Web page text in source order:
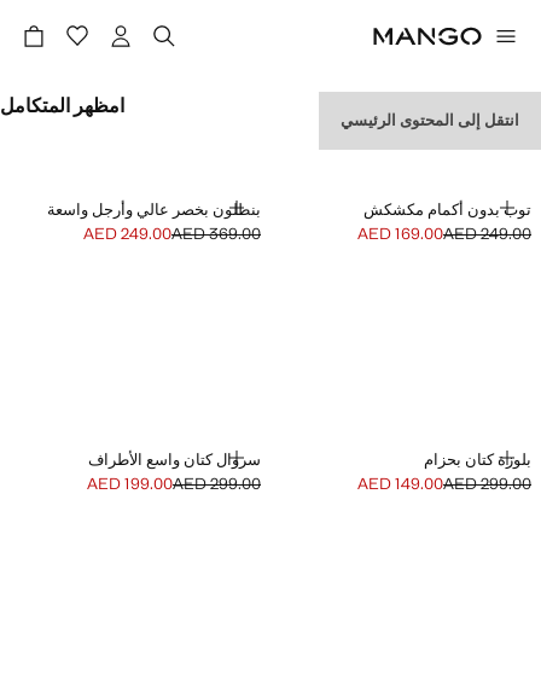
انتقل إلى المحتوى الرئيسي
امظهر المتكامل
توب بدون أكمام مكشكش
إضافة
السعر الأول محذوف [AED 249.00 ]
AED 249.00
السعر الحالي [AED 169.00 ]AED 169.00
بنطلون بخصر عالي وأرجل واسعة
إضافة
السعر الأول محذوف [AED 369.00 ]
AED 369.00
السعر الحالي [AED 249.00 ]AED 249.00
بلوزة كتان بحزام
إضافة
السعر الأول محذوف [AED 299.00 ]
AED 299.00
السعر الحالي [AED 149.00 ]AED 149.00
سروال كتان واسع الأطراف
إضافة
السعر الأول محذوف [AED 299.00 ]
AED 299.00
السعر الحالي [AED 199.00 ]AED 199.00